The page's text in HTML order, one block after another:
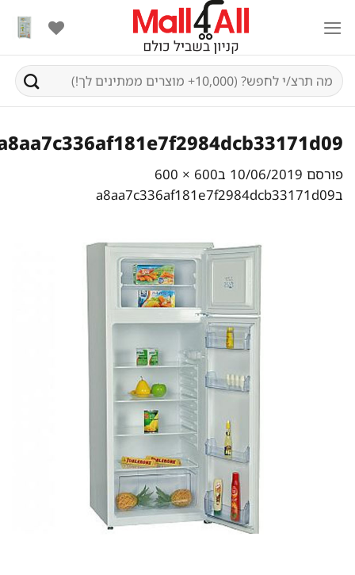
חיפוש
עבור:
a8aa7c336af181e7f2984dcb33171d09
פורסם 10/06/2019ב600 × 600
בa8aa7c336af181e7f2984dcb33171d09